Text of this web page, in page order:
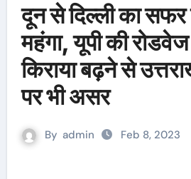
दून से दिल्ली का
महंगा, यूपी की
किराया बढ़ने से
पर भी असर
By admin Feb 8, 2023